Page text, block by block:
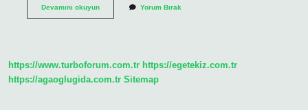
Devamını okuyunCinsel
Yorum Bırak
https://www.turboforum.com.tr https://egetekiz.com.tr
https://agaoglugida.com.tr Sitemap